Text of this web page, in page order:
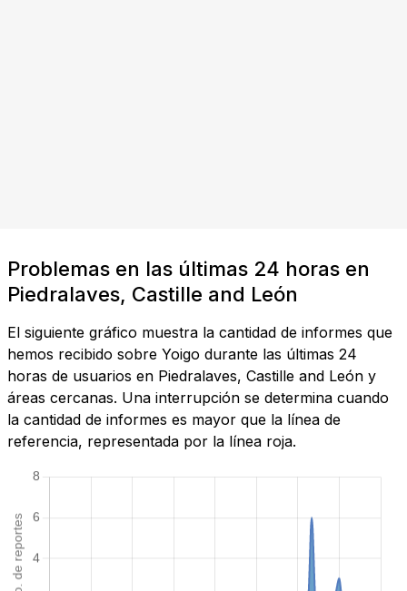
Problemas en las últimas 24 horas en
Piedralaves, Castille and León
El siguiente gráfico muestra la cantidad de informes que
hemos recibido sobre Yoigo durante las últimas 24
horas de usuarios en Piedralaves, Castille and León y
áreas cercanas. Una interrupción se determina cuando
la cantidad de informes es mayor que la línea de
referencia, representada por la línea roja.